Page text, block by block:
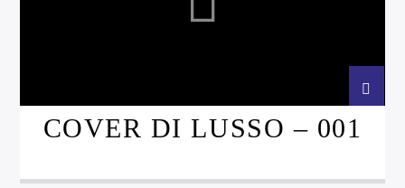
COVER DI LUSSO – 001